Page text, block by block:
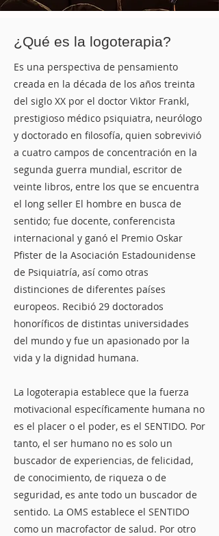
¿Qué es la logoterapia?
Es una perspectiva de pensamiento
creada en la década de los años treinta
del siglo XX por el doctor Viktor Frankl,
prestigioso médico psiquiatra, neurólogo
y doctorado en filosofía, quien sobrevivió
a cuatro campos de concentración en la
segunda guerra mundial, escritor de
veinte libros, entre los que se encuentra
el long seller El hombre en busca de
sentido; fue docente, conferencista
internacional y ganó el Premio Oskar
Pfister de la Asociación Estadounidense
de Psiquiatría, así como otras
distinciones de diferentes países
europeos. Recibió 29 doctorados
honoríficos de distintas universidades
del mundo y fue un apasionado por la
vida y la dignidad humana.
La logoterapia establece que la fuerza
motivacional específicamente humana no
es el placer o el poder, es el SENTIDO. Por
tanto, el ser humano no es solo un
buscador de experiencias, de felicidad,
de conocimiento, de riqueza o de
seguridad, es ante todo un buscador de
sentido. La OMS establece el SENTIDO
como un macrofactor de salud. Por otro